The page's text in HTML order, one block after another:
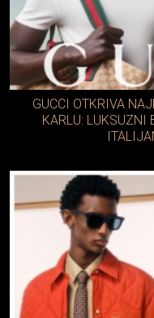
GUCCI OTKRIVA
KARLU: LUKSUZNI